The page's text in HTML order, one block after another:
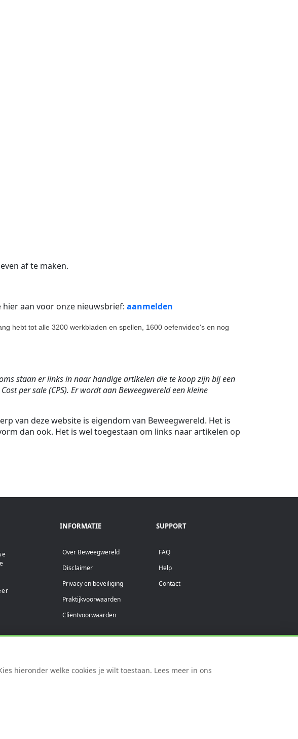
af te maken.
aan voor onze nieuwsbrief: aanmelden
hebt tot alle 3200 werkbladen en spellen, 1600 oefenvideo's en nog
staan er links in naar handige artikelen die te koop zijn bij een
per sale (CPS). Er wordt aan Beweegwereld een kleine
van deze website is eigendom van Beweegwereld. Het is
dan ook. Het is wel toegestaan om links naar artikelen op
INFORMATIE
Over Beweegwereld
Disclaimer
Privacy en beveiliging
Praktijkvoorwaarden
Cliëntvoorwaarden
SUPPORT
FAQ
Help
Contact
hieronder welke cookies je wilt toestaan. Lees meer in ons